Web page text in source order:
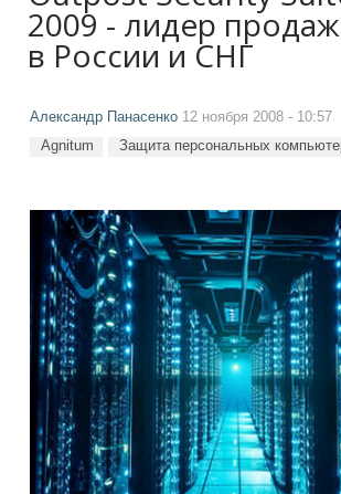
2009 - лидер
в России и СНГ
Александр Панасенко 12 ноября 2008 - 10:57
Agnitum Защита персональных